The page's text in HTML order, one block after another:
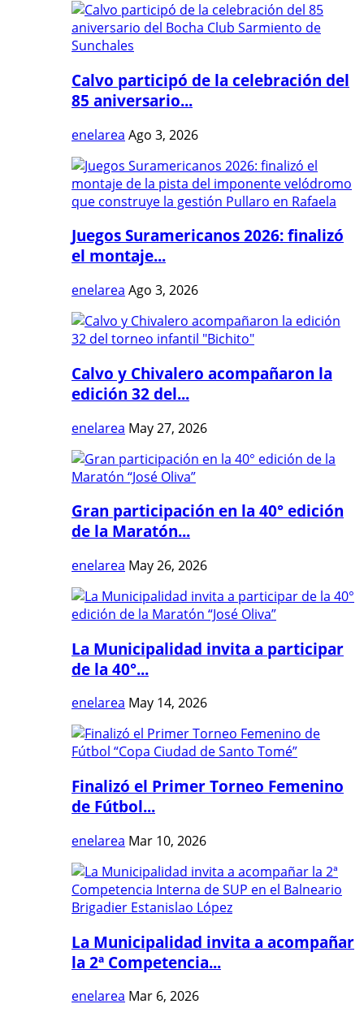
Calvo participó de la celebración del
85 aniversario...
enelarea Ago 3, 2026
Juegos Suramericanos 2026: finalizó
el montaje...
enelarea Ago 3, 2026
Calvo y Chivalero acompañaron la
edición 32 del...
enelarea May 27, 2026
Gran participación en la 40° edición
de la Maratón...
enelarea May 26, 2026
La Municipalidad invita a participar
de la 40°...
enelarea May 14, 2026
Finalizó el Primer Torneo Femenino
de Fútbol...
enelarea Mar 10, 2026
La Municipalidad invita a acompañar
la 2ª Competencia...
enelarea Mar 6, 2026